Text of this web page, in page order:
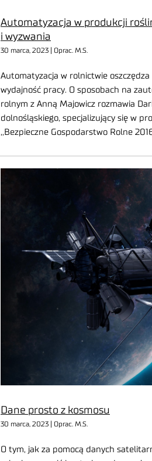
Automatyzacja w produkcji
i wyzwania
30 marca, 2023 | Oprac. M.S.
Automatyzacja w rolnictwie
wydajność pracy. O sposobach na
rolnym z Anną Majowicz rozmawia
dolnośląskiego, specjalizujący się w
,,Bezpieczne Gospodarstwo Rolne
Dane prosto z kosmosu
30 marca, 2023 | Oprac. M.S.
O tym, jak za pomocą danych